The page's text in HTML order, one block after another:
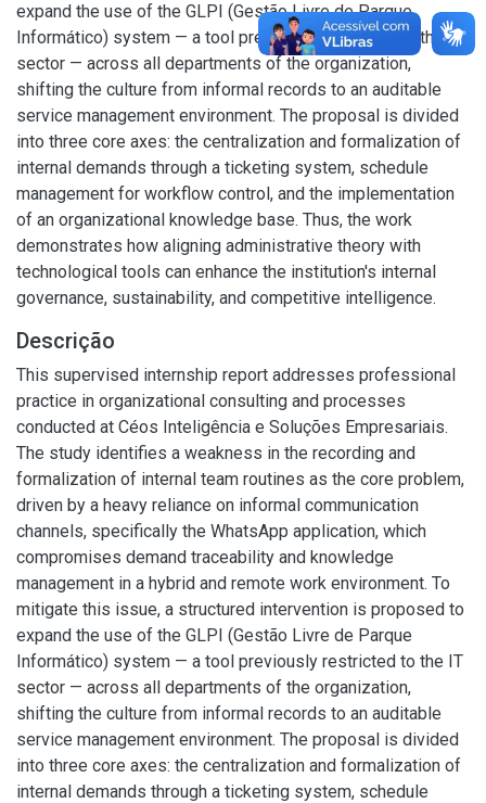
expand the use of the GLPI (Gestão Livre de Parque
Informático) system — a tool previously restricted to the IT
sector — across all departments of the organization,
shifting the culture from informal records to an auditable
service management environment. The proposal is divided
into three core axes: the centralization and formalization of
internal demands through a ticketing system, schedule
management for workflow control, and the implementation
of an organizational knowledge base. Thus, the work
demonstrates how aligning administrative theory with
technological tools can enhance the institution's internal
governance, sustainability, and competitive intelligence.
Descrição
This supervised internship report addresses professional
practice in organizational consulting and processes
conducted at Céos Inteligência e Soluções Empresariais.
The study identifies a weakness in the recording and
formalization of internal team routines as the core problem,
driven by a heavy reliance on informal communication
channels, specifically the WhatsApp application, which
compromises demand traceability and knowledge
management in a hybrid and remote work environment. To
mitigate this issue, a structured intervention is proposed to
expand the use of the GLPI (Gestão Livre de Parque
Informático) system — a tool previously restricted to the IT
sector — across all departments of the organization,
shifting the culture from informal records to an auditable
service management environment. The proposal is divided
into three core axes: the centralization and formalization of
internal demands through a ticketing system, schedule